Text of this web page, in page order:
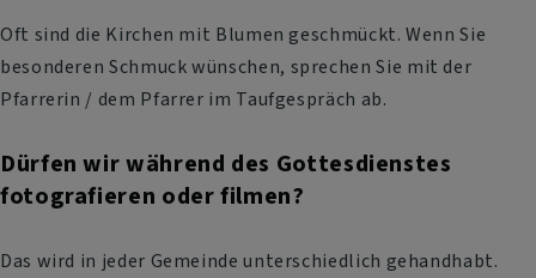
Oft sind die Kirchen mit Blumen geschmückt. Wenn Sie
besonderen Schmuck wünschen, sprechen Sie mit der
Pfarrerin / dem Pfarrer im Taufgespräch ab.
Dürfen wir während des Gottesdienstes
fotografieren oder filmen?
Das wird in jeder Gemeinde unterschiedlich gehandhabt.